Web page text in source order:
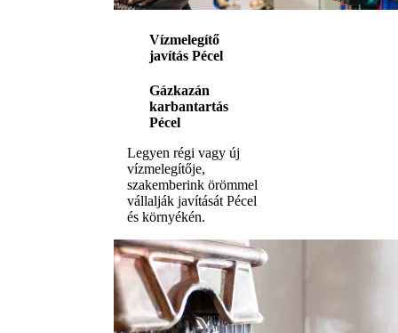
Vízmelegítő
javítás Pécel
Gázkazán
karbantartás
Pécel
Legyen régi vagy új
vízmelegítője,
szakemberink örömmel
vállalják javítását Pécel
és környékén.